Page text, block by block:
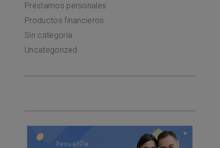
Préstamos personales
Productos financieros
Sin categoría
Uncategorized